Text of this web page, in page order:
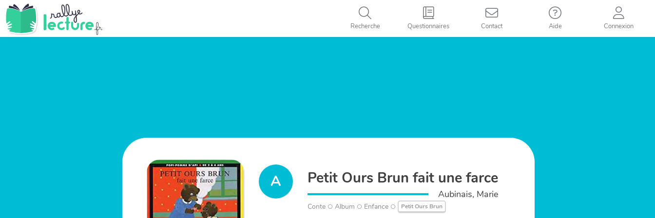
Recherche Questionnaires Contact Aide Connexion
A Petit Ours Brun fait une farce
Aubinais, Marie
Conte Album Enfance Petit Ours Brun